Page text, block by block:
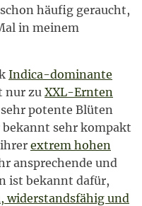
häufig geraucht,
in meinem
Indica-dominante
nur zuXXL-Ernten
potente Blüten
sehr kompakt
extrem hohen
ansprechende und
ist bekannt dafür,
widerstandsfähig und